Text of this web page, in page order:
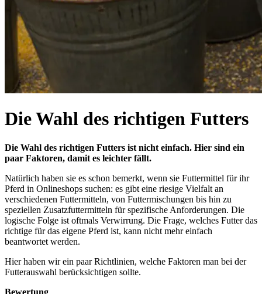
Die Wahl des richtigen Futters
Die Wahl des richtigen Futters ist nicht einfach. Hier sind ein
paar Faktoren, damit es leichter fällt.
Natürlich haben sie es schon bemerkt, wenn sie Futtermittel für ihr
Pferd in Onlineshops suchen: es gibt eine riesige Vielfalt an
verschiedenen Futtermitteln, von Futtermischungen bis hin zu
speziellen Zusatzfuttermitteln für spezifische Anforderungen. Die
logische Folge ist oftmals Verwirrung. Die Frage, welches Futter das
richtige für das eigene Pferd ist, kann nicht mehr einfach
beantwortet werden.
Hier haben wir ein paar Richtlinien, welche Faktoren man bei der
Futterauswahl berücksichtigen sollte.
Bewertung